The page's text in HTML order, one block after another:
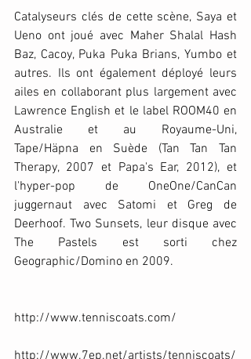
Catalyseurs clés de cette scène, Saya et
Ueno ont joué avec Maher Shalal Hash
Baz, Cacoy, Puka Puka Brians, Yumbo et
autres. Ils ont également déployé leurs
ailes en collaborant plus largement avec
Lawrence English et le label ROOM40 en
Australie et au Royaume-Uni,
Tape/Häpna en Suède (Tan Tan Tan
Therapy, 2007 et Papa's Ear, 2012), et
l'hyper-pop de OneOne/CanCan
juggernaut avec Satomi et Greg de
Deerhoof. Two Sunsets, leur disque avec
The Pastels est sorti chez
Geographic/Domino en 2009.
http://www.tenniscoats.com/
http://www.7ep.net/artists/tenniscoats/